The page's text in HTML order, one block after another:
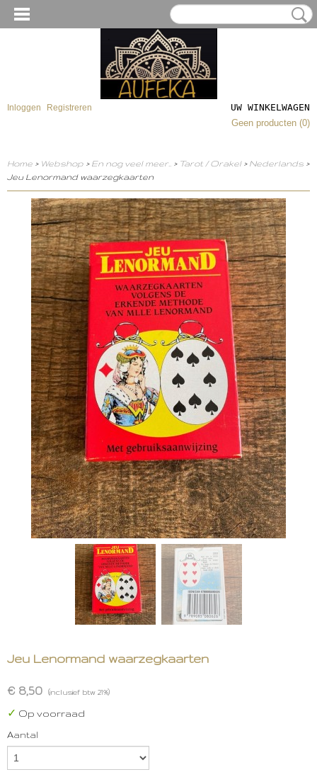
Inloggen Registreren
UW WINKELWAGEN
Geen producten (0)
Home > Webshop > En nog veel meer.. > Tarot / Orakel> Nederlands >
Jeu Lenormand waarzegkaarten
Jeu Lenormand waarzegkaarten
€ 8,50 (inclusief btw 21%)
✓ Op voorraad
Aantal